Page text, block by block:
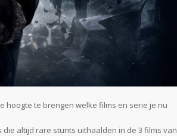
hoogte te brengen welke films en serie je nu
altijd rare stunts uithaalden in de 3 films van